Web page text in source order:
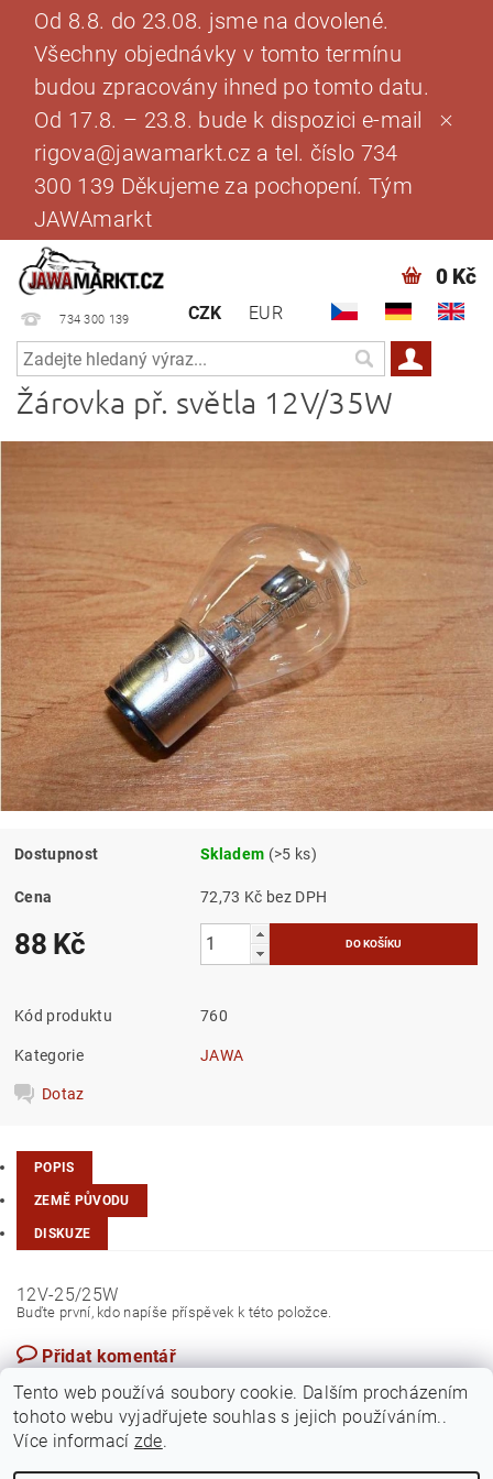
Od 8.8. do 23.08. jsme na dovolené.
Všechny objednávky v tomto termínu
budou zpracovány ihned po tomto datu.
Od 17.8. – 23.8. bude k dispozici e-mail
rigova@jawamarkt.cz a tel. číslo 734
300 139 Děkujeme za pochopení. Tým
JAWAmarkt
734 300 139 CZK EUR
0 Kč
Žárovka př. světla 12V/35W
Dostupnost Skladem (>5 ks)
Cena 72,73 Kč bez DPH
88 Kč
Kód produktu 760
Kategorie JAWA
Dotaz
POPIS
ZEMĚ PŮVODU
DISKUZE
12V-25/25W
Buďte první, kdo napíše příspěvek k této položce.
Přidat komentář
Tento web používá soubory cookie. Dalším procházením
tohoto webu vyjadřujete souhlas s jejich používáním..
Více informací zde.